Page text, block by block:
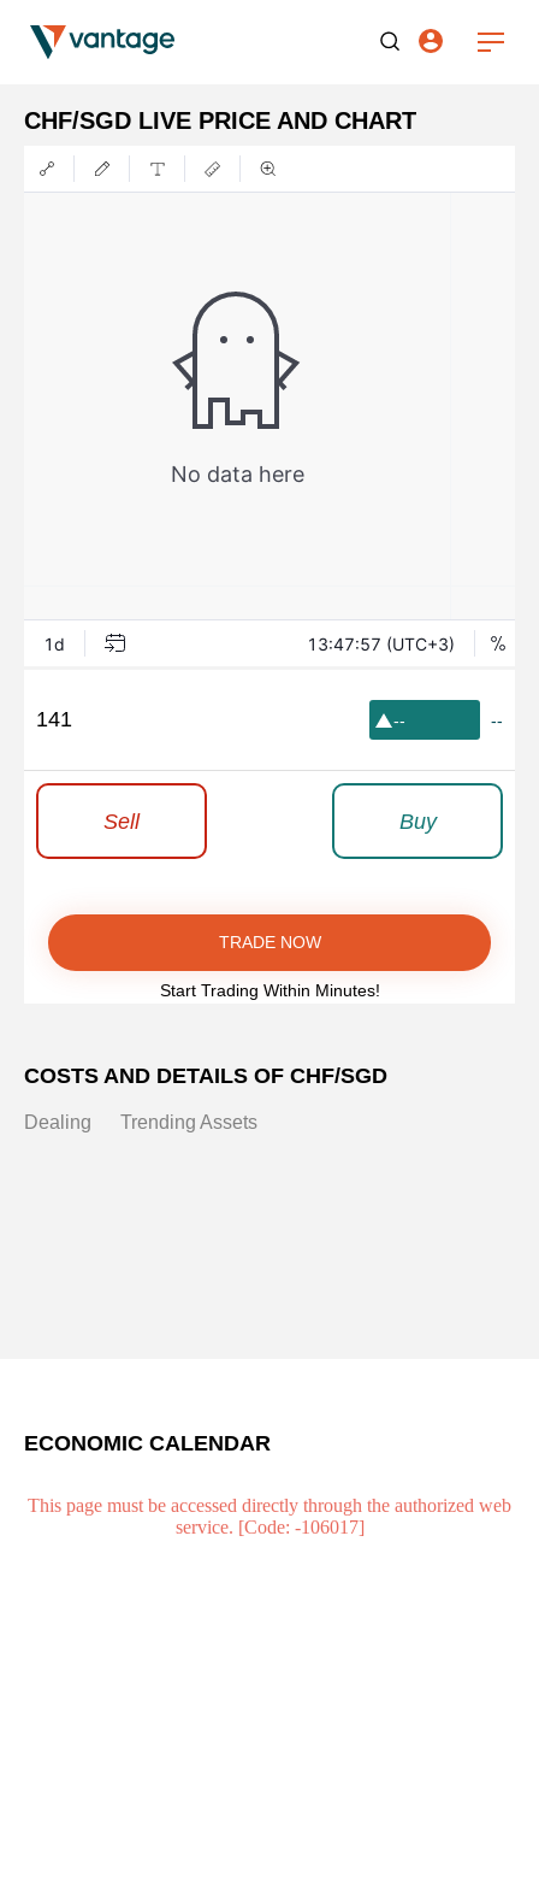
CHF/SGD LIVE PRICE AND CHART
141 -- --
Sell Buy
TRADE NOW
Start Trading Within Minutes!
COSTS AND DETAILS OF CHF/SGD
Dealing Trending Assets
ECONOMIC CALENDAR